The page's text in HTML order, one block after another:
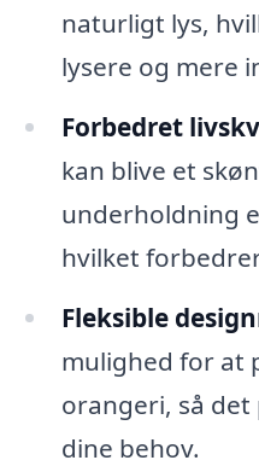
naturligt lys,
lysere og mere
Forbedret
kan blive et
underholdning
hvilket
Fleksible
mulighed for at
orangeri, så det
dine behov.